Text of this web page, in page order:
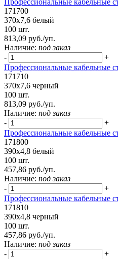
Профессиональные кабельные
171700
370х7,6 белый
100 шт.
813,09 руб./уп.
Наличие: под заказ
-
+
Профессиональные кабельные
171710
370х7,6 черный
100 шт.
813,09 руб./уп.
Наличие: под заказ
-
+
Профессиональные кабельные
171800
390х4,8 белый
100 шт.
457,86 руб./уп.
Наличие: под заказ
-
+
Профессиональные кабельные
171810
390х4,8 черный
100 шт.
457,86 руб./уп.
Наличие: под заказ
-
+